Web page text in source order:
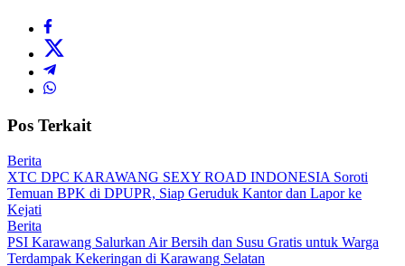
Pos Terkait
Berita
XTC DPC KARAWANG SEXY ROAD INDONESIA Soroti
Temuan BPK di DPUPR, Siap Geruduk Kantor dan Lapor ke
Kejati
Berita
PSI Karawang Salurkan Air Bersih dan Susu Gratis untuk Warga
Terdampak Kekeringan di Karawang Selatan